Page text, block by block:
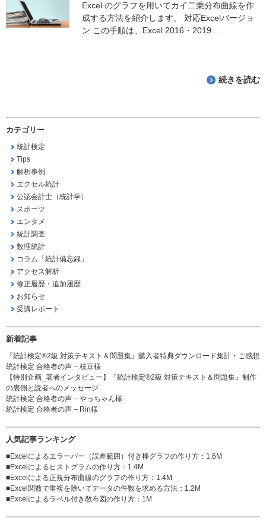
Excel のグラフを用いてカイ二乗分布曲線を作
成する方法を紹介します。 対応Excelバージョ
ン この手順は、Excel 2016・2019...
続きを読む
カテゴリー
統計検定
Tips
解析事例
エクセル統計
公認会計士（統計学）
スポーツ
エンタメ
統計調査
数理統計
コラム「統計備忘録」
アクセス解析
修正履歴・追加履歴
お知らせ
受講レポート
新着記事
『統計検定®2級 対策テキスト＆問題集』購入者特典ダウンロード集計・ご感想
統計検定 合格者の声 – 枝豆様
【特別企画_著者インタビュー】『統計検定®2級 対策テキスト＆問題集』制作
の裏側と読者へのメッセージ
統計検定 合格者の声 – やっちゃん様
統計検定 合格者の声 – Rin様
人気記事ランキング
■Excelによるエラーバー（誤差範囲）付き棒グラフの作り方 ：1.6M
■Excelによるヒストグラムの作り方 ：1.4M
■Excelによる正規分布曲線のグラフの作り方 ：1.4M
■Excel関数で重複を除いてデータの件数を求める方法 ：1.2M
■Excelによるラベル付き散布図の作り方 ：1M